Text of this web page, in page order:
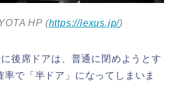
HP (https://lexus.jp/)
後席ドアは、普通に閉めようとす
率で「半ドア」になってしまいま